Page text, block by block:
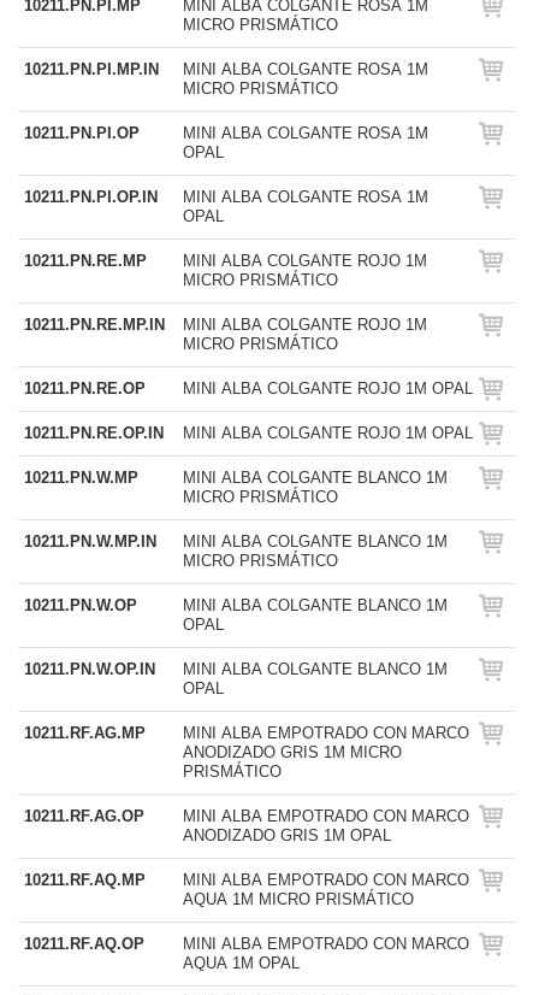
10211.PN.PI.MP
MINI ALBA COLGANTE ROSA 1M
MICRO PRISMÁTICO
10211.PN.PI.MP.IN
MINI ALBA COLGANTE ROSA 1M
MICRO PRISMÁTICO
10211.PN.PI.OP
MINI ALBA COLGANTE ROSA 1M
OPAL
10211.PN.PI.OP.IN
MINI ALBA COLGANTE ROSA 1M
OPAL
10211.PN.RE.MP
MINI ALBA COLGANTE ROJO 1M
MICRO PRISMÁTICO
10211.PN.RE.MP.IN
MINI ALBA COLGANTE ROJO 1M
MICRO PRISMÁTICO
10211.PN.RE.OP MINI ALBA COLGANTE ROJO 1M OPAL
10211.PN.RE.OP.IN MINI ALBA COLGANTE ROJO 1M OPAL
10211.PN.W.MP
MINI ALBA COLGANTE BLANCO 1M
MICRO PRISMÁTICO
10211.PN.W.MP.IN
MINI ALBA COLGANTE BLANCO 1M
MICRO PRISMÁTICO
10211.PN.W.OP
MINI ALBA COLGANTE BLANCO 1M
OPAL
10211.PN.W.OP.IN
MINI ALBA COLGANTE BLANCO 1M
OPAL
10211.RF.AG.MP
MINI ALBA EMPOTRADO CON MARCO
ANODIZADO GRIS 1M MICRO
PRISMÁTICO
10211.RF.AG.OP
MINI ALBA EMPOTRADO CON MARCO
ANODIZADO GRIS 1M OPAL
10211.RF.AQ.MP
MINI ALBA EMPOTRADO CON MARCO
AQUA 1M MICRO PRISMÁTICO
10211.RF.AQ.OP
MINI ALBA EMPOTRADO CON MARCO
AQUA 1M OPAL